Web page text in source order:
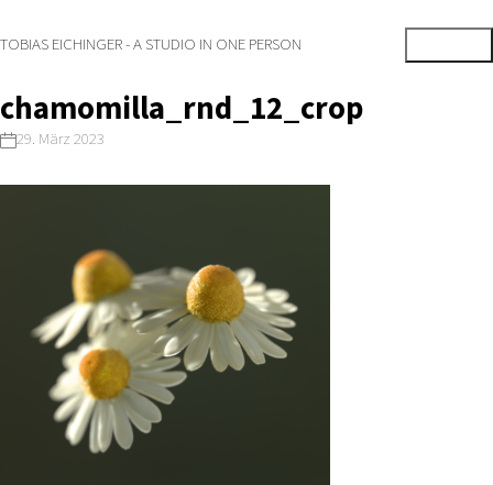
TOBIAS EICHINGER - A STUDIO IN ONE PERSON
chamomilla_rnd_12_crop
29. März 2023